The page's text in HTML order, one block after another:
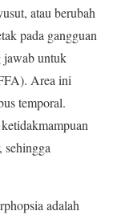
atau berubah
pada gangguan
jawab untuk
Area ini
temporal.
sehingga
adalah